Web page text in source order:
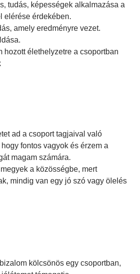
tudás, képességek alkalmazása a
elérése érdekében.
amely eredményre vezet.
hozott élethelyzetre a csoportban
ad a csoport tagjaival való
fontos vagyok és érzem a
magam számára.
a közösségbe, mert
mindig van egy jó szó vagy ölelés
kölcsönös egy csoportban,